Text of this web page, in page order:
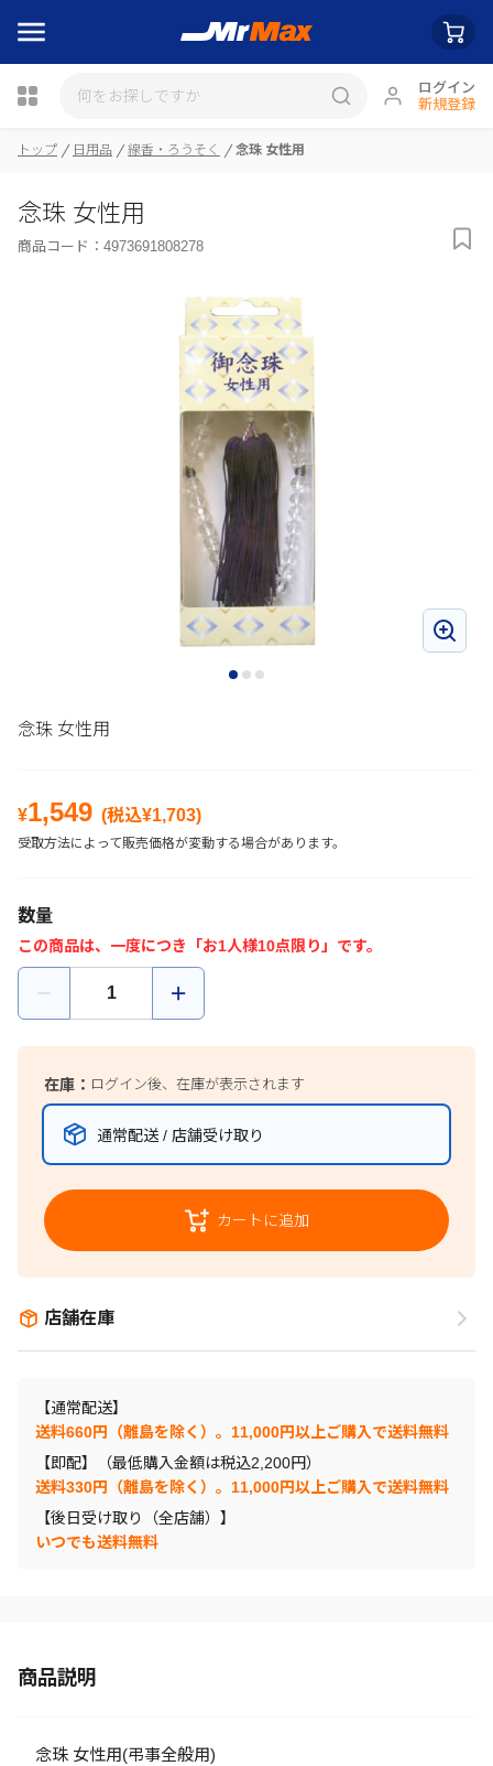
ログイン
新規登録
瓶詰
トップ 日用品 線香・ろうそく 念珠 女性用
念珠 女性用
商品コード： 4973691808278
念珠 女性用
¥1,549 (税込¥1,703)
受取方法によって販売価格が変動する場合があります。
数量
この商品は、一度につき「お1人様10点限り」です。
在庫： ログイン後、在庫が表示されます
通常配送 / 店舗受け取り
カートに追加
店舗在庫
【通常配送】
送料660円（離島を除く）。11,000円以上ご購入で送料無料
【即配】（最低購入金額は税込2,200円）
送料330円（離島を除く）。11,000円以上ご購入で送料無料
【後日受け取り（全店舗）】
いつでも送料無料
商品説明
念珠 女性用(弔事全般用)